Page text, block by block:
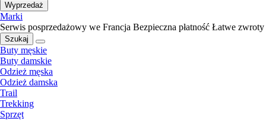
Wyprzedaż
Marki
Serwis posprzedażowy we Francja Bezpieczna płatność Łatwe zwroty
Szukaj
Buty męskie
Buty damskie
Odzież męska
Odzież damska
Trail
Trekking
Sprzęt